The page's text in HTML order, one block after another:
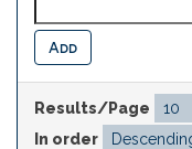
Results/Page
In order